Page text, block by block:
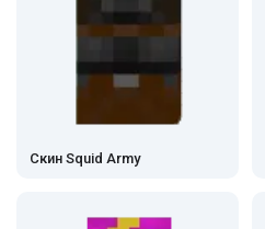
Скин Squid Army